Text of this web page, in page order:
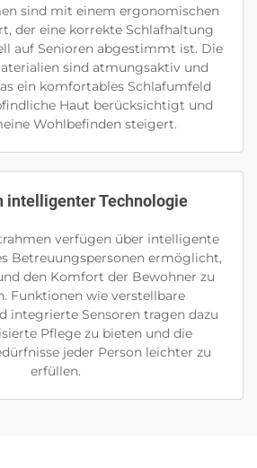
sind mit einem ergonomischen
der eine korrekte Schlafhaltung
auf Senioren abgestimmt ist. Die
sind atmungsaktiv und
ein komfortables Schlafumfeld
Haut berücksichtigt und
Wohlbefinden steigert.
intelligenter Technologie
verfügen über intelligente
Betreuungspersonen ermöglicht,
den Komfort der Bewohner zu
Funktionen wie verstellbare
integrierte Sensoren tragen dazu
Pflege zu bieten und die
jeder Person leichter zu
erfüllen.